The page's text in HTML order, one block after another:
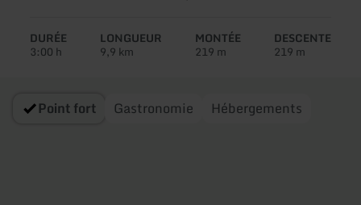
circuit:
DURÉE
3:00 h
LONGUEUR
9,9 km
MONTÉE
219 m
DESCENTE
219 m
Point fort Gastronomie Hébergements